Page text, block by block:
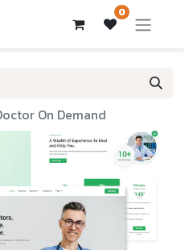
0
On Demand